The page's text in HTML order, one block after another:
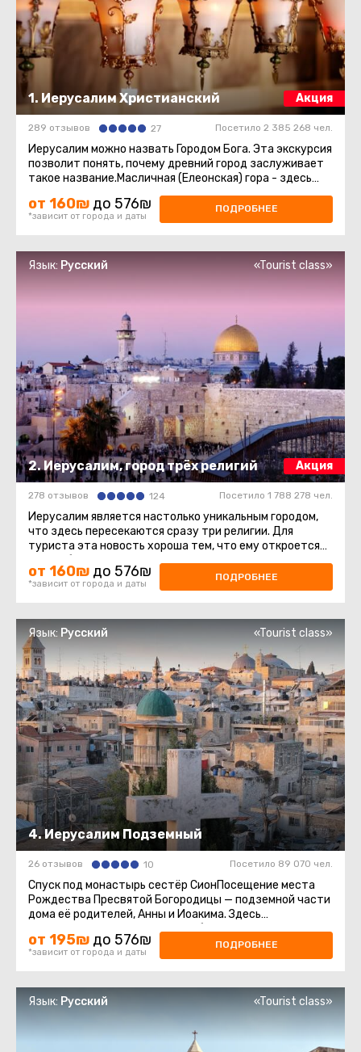
1. Иерусалим Христианский Акция
289 отзывов 27 Посетило 2 385 268 чел.
Иерусалим можно назвать Городом Бога. Эта экскурсия
позволит понять, почему древний город заслуживает
такое название.Масличная (Елеонская) гора - здесь
нас ждёт восхитительный ...
от 160₪ до 576₪
*зависит от города и даты
ПОДРОБНЕЕ
2. Иерусалим, город трёх религий Акция
Язык: Русский «Tourist class»
278 отзывов 124 Посетило 1 788 278 чел.
Иерусалим является настолько уникальным городом,
что здесь пересекаются сразу три религии. Для
туриста эта новость хороша тем, что ему откроется
многообразие культур ...
от 160₪ до 576₪
*зависит от города и даты
ПОДРОБНЕЕ
4. Иерусалим Подземный
Язык:Русский «Tourist class»
26 отзывов 10 Посетило 89 070 чел.
Спуск под монастырь сестёр СионПосещение места
Рождества Пресвятой Богородицы — подземной части
дома её родителей, Анны и Иоакима. Здесь
располагалась первая катакомбная ...
от 195₪ до 576₪
*зависит от города и даты
ПОДРОБНЕЕ
Язык: Русский «Tourist class»